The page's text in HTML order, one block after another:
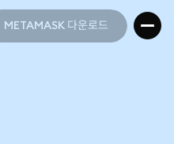
METAMASK 다운로드